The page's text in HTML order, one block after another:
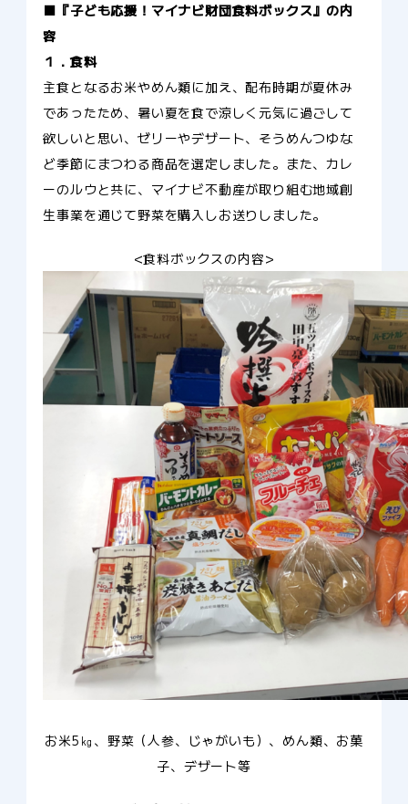
■『子ども応援！マイナビ財団食料ボックス』の内
容
１．食料
主食となるお米やめん類に加え、配布時期が夏休み
であったため、暑い夏を食で涼しく元気に過ごして
欲しいと思い、ゼリーやデザート、そうめんつゆな
ど季節にまつわる商品を選定しました。また、カレ
ーのルウと共に、マイナビ不動産が取り組む地域創
生事業を通じて野菜を購入しお送りしました。
<食料ボックスの内容>
お米5㎏、野菜（人参、じゃがいも）、めん類、お菓
子、デザート等